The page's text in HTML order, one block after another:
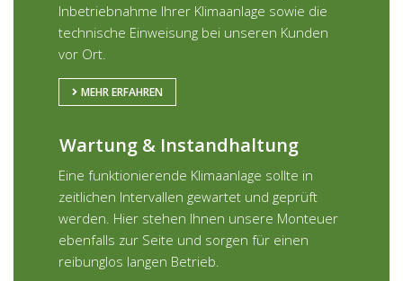
Inbetriebnahme Ihrer Klimaanlage sowie die
technische Einweisung bei unseren Kunden
vor Ort.
MEHR ERFAHREN
Wartung & Instandhaltung
Eine funktionierende Klimaanlage sollte in
zeitlichen Intervallen gewartet und geprüft
werden. Hier stehen Ihnen unsere Monteuer
ebenfalls zur Seite und sorgen für einen
reibunglos langen Betrieb.